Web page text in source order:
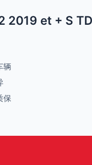
2019 et + S
辆
保